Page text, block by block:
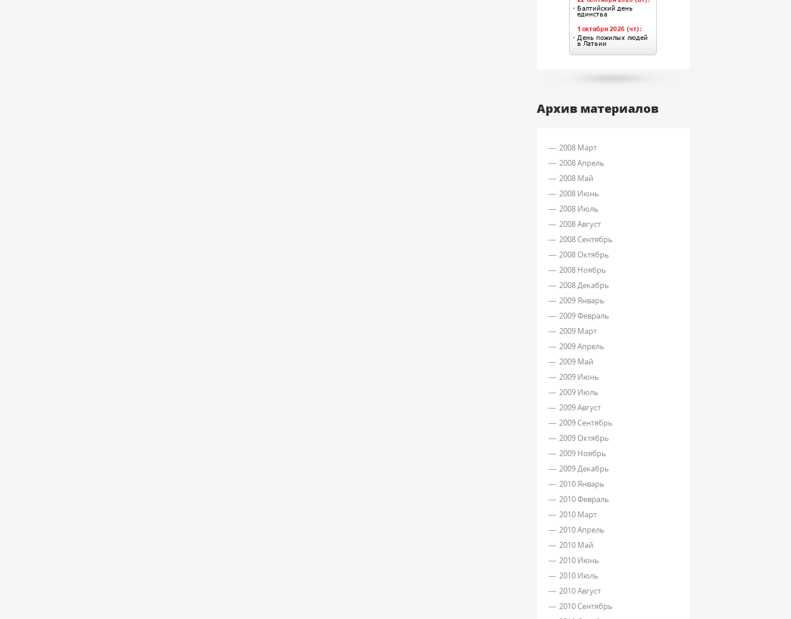
Архив материалов
2008 Март
2008 Апрель
2008 Май
2008 Июнь
2008 Июль
2008 Август
2008 Сентябрь
2008 Октябрь
2008 Ноябрь
2008 Декабрь
2009 Январь
2009 Февраль
2009 Март
2009 Апрель
2009 Май
2009 Июнь
2009 Июль
2009 Август
2009 Сентябрь
2009 Октябрь
2009 Ноябрь
2009 Декабрь
2010 Январь
2010 Февраль
2010 Март
2010 Апрель
2010 Май
2010 Июнь
2010 Июль
2010 Август
2010 Сентябрь